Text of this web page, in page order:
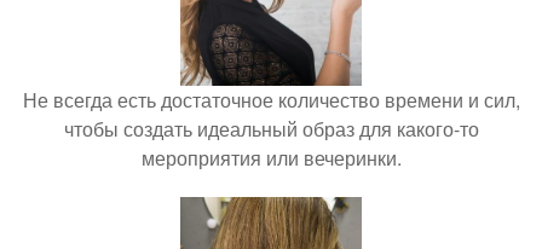
Не всегда есть достаточное количество времени и сил,
чтобы создать идеальный образ для какого-то
мероприятия или вечеринки.